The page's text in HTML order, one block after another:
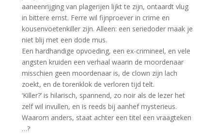
aaneenrijging van plagerijen lijkt te zijn, ontaardt vlug
in bittere ernst. Ferre wil fijnproever in crime en
kousenvoetenkiller zijn. Alleen: een seriedoder maak je
niet blij met een dode mus.
Een hardhandige opvoeding, een ex-crimineel, en vele
angsten kruiden een verhaal waarin de moordenaar
misschien geen moordenaar is, de clown zijn lach
zoekt, en de torenklok de verloren tijd telt.
‘Killer?’ is hilarisch, spannend, zo noir als de lezer het
zelf wil invullen, en is reeds bij aanhef mysterieus.
Waarom anders, staat achter een titel een vraagteken
…?